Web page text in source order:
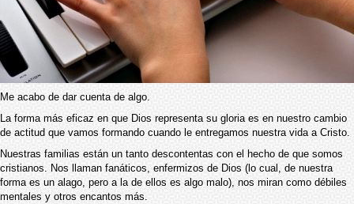
Me acabo de dar cuenta de algo.
La forma más eficaz en que Dios representa su gloria es en nuestro cambio
de actitud que vamos formando cuando le entregamos nuestra vida a Cristo.
Nuestras familias están un tanto descontentas con el hecho de que somos
cristianos. Nos llaman fanáticos, enfermizos de Dios (lo cual, de nuestra
forma es un alago, pero a la de ellos es algo malo), nos miran como débiles
mentales y otros encantos más.